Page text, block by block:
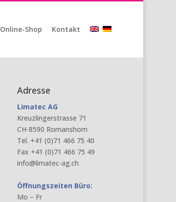
Online-Shop Kontakt
Adresse
Limatec AG
Kreuzlingerstrasse 71
CH-8590 Romanshorn
Tel. +41 (0)71 466 75 40
Fax +41 (0)71 466 75 49
info@limatec-ag.ch
Öffnungszeiten Büro:
Mo – Fr